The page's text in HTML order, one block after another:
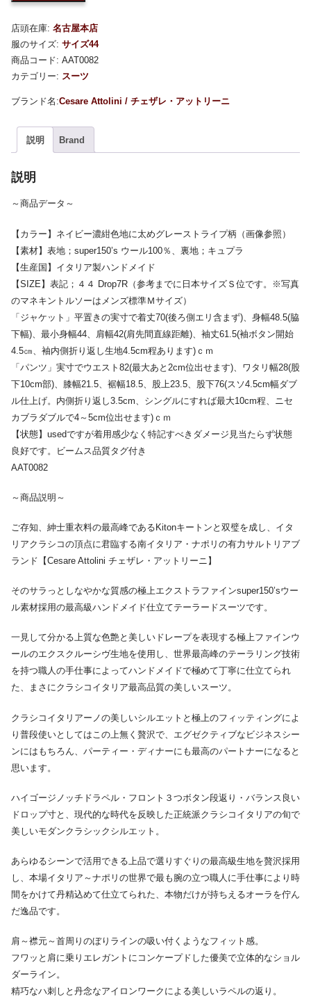
店頭在庫: 名古屋本店
服のサイズ: サイズ44
商品コード: AAT0082
カテゴリー: スーツ
Cesare Attolini / チェザレ・アットリーニ
説明 Brand
説明
～商品データ～
【カラー】ネイビー濃紺色地に太めグレーストライプ柄（画像参照）
【素材】表地；super150’s ウール100％、裏地；キュプラ
【生産国】イタリア製ハンドメイド
【SIZE】表記；４４ Drop7R（参考までに日本サイズＳ位です。※写真
のマネキントルソーはメンズ標準Ｍサイズ）
「ジャケット」平置きの実寸で着丈70(後ろ側エリ含まず)、身幅48.5(脇
下幅)、最小身幅44、肩幅42(肩先間直線距離)、袖丈61.5(袖ボタン開始
4.5㎝、袖内側折り返し生地4.5cm程あります)ｃｍ
「パンツ」実寸でウエスト82(最大あと2cm位出せます)、ワタリ幅28(股
下10cm部)、膝幅21.5、裾幅18.5、股上23.5、股下76(スソ4.5cm幅ダブ
ル仕上げ。内側折り返し3.5cm、シングルにすれば最大10cm程、ニセ
カブラダブルで4～5cm位出せます)ｃｍ
【状態】usedですが着用感少なく特記すべきダメージ見当たらず状態
良好です。ビームス品質タグ付き
AAT0082
～商品説明～
ご存知、紳士重衣料の最高峰であるKitonキートンと双璧を成し、イタ
リアクラシコの頂点に君臨する南イタリア・ナポリの有力サルトリアブ
ランド【Cesare Attolini チェザレ・アットリーニ】
そのサラっとしなやかな質感の極上エクストラファインsuper150’sウー
ル素材採用の最高級ハンドメイド仕立てテーラードスーツです。
一見して分かる上質な色艶と美しいドレープを表現する極上ファインウ
ールのエクスクルーシヴ生地を使用し、世界最高峰のテーラリング技術
を持つ職人の手仕事によってハンドメイドで極めて丁寧に仕立てられ
た、まさにクラシコイタリア最高品質の美しいスーツ。
クラシコイタリアーノの美しいシルエットと極上のフィッティングによ
り普段使いとしてはこの上無く贅沢で、エグゼクティブなビジネスシー
ンにはもちろん、パーティー・ディナーにも最高のパートナーになると
思います。
ハイゴージノッチドラペル・フロント３つボタン段返り・バランス良い
ドロップ寸と、現代的な時代を反映した正統派クラシコイタリアの旬で
美しいモダンクラシックシルエット。
あらゆるシーンで活用できる上品で選りすぐりの最高級生地を贅沢採用
し、本場イタリア～ナポリの世界で最も腕の立つ職人に手仕事により時
間をかけて丹精込めて仕立てられた、本物だけが持ちえるオーラを佇ん
だ逸品です。
肩～襟元～首周りのぼりラインの吸い付くようなフィット感。
フワッと肩に乗りエレガントにコンケープドした優美で立体的なショル
ダーライン。
精巧なハ刺しと丹念なアイロンワークによる美しいラペルの返り。